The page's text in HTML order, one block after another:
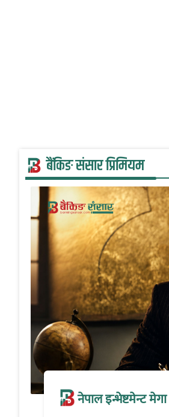
बैंकिङ संसार प्रिमियम
नेपाल इन्भेष्टमेन्ट